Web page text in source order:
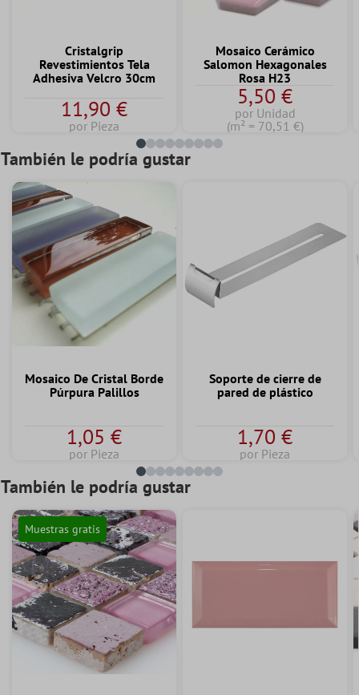
Cristalgrip
Revestimientos Tela
Adhesiva Velcro 30cm
11,90 €
por Pieza
Mosaico Cerámico
Salomon Hexagonales
Rosa H23
5,50 €
por Unidad
(m² = 70,51 €)
También le podría gustar
Mosaico De Cristal Borde
Púrpura Palillos
1,05 €
por Pieza
Soporte de cierre de
pared de plástico
1,70 €
por Pieza
También le podría gustar
Muestras gratis